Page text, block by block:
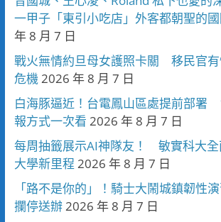
一甲子「東引小吃店」外客都朝聖的
年 8 月 7 日
戰火無情約旦母女護照卡關 移民官
危機2026 年 8 月 7 日
白海豚逼近！台電鳳山區處提前部署
報方式一次看 2026 年 8 月 7 日
每周抽籤展示AI神隊友！ 敏實科大
大學新里程 2026 年 8 月 7 日
「路不是你的」！騎士大鬧城鎮韌性
攔停送辦2026 年 8 月 7 日